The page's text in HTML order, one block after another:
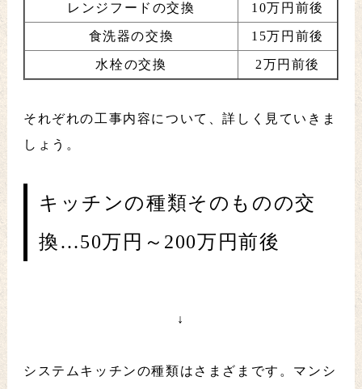
レンジフードの交換 10万円前後
食洗器の交換 15万円前後
水栓の交換 2万円前後
それぞれの工事内容について、詳しく見ていきま
しょう。
キッチンの種類そのものの交
換…50万円～200万円前後
↓
システムキッチンの種類はさまざまです。マンシ